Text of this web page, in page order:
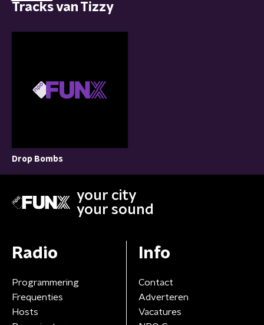
Tracks van Tizzy
Drop Bombs
your city
your sound
Radio
Programmering
Frequenties
Hosts
Info
Contact
Adverteren
Vacatures